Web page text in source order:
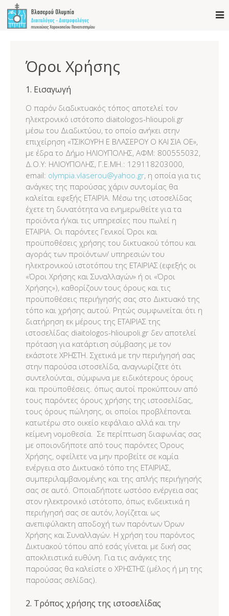
Όροι Χρήσης
1. Εισαγωγή
Ο παρόν διαδικτυακός τόπος αποτελεί τον
ηλεκτρονικό ιστότοπο diaitologos-hlioupoli.gr
μέσω του Διαδικτύου, το οποίο ανήκει στην
επιχείρηση «ΤΣΙΚΟΥΡΗ Ε ΒΛΑΣΕΡΟΥ Ο ΚΑΙ ΣΙΑ OΕ»,
με έδρα το Δήμο ΗΛΙΟΥΠΟΛΗΣ, ΑΦΜ: 800555032,
Δ.Ο.Υ: ΗΛΙΟΥΠΟΛΗΣ, Γ.Ε.ΜΗ.: 129118203000,
email: olympia.vlaserou@yahoo.gr, η οποία για τις
ανάγκες της παρούσας χάριν συντομίας θα
καλείται εφεξής ΕΤΑΙΡΙΑ. Μέσω της ιστοσελίδας
έχετε τη δυνατότητα να ενημερωθείτε για τα
προϊόντα ή/και τις υπηρεσίες που πωλεί η
ΕΤΑΙΡΙΑ. Οι παρόντες Γενικοί Όροι και
προϋποθέσεις χρήσης του δικτυακού τόπου και
αγοράς των προϊόντων/ υπηρεσιών του
ηλεκτρονικού ιστοτόπου της ΕΤΑΙΡΙΑΣ (εφεξής οι
«Όροι Χρήσης και Συναλλαγών» ή οι «Όροι
Χρήσης»), καθορίζουν τους όρους και τις
προϋποθέσεις περιήγησής σας στο Δικτυακό της
τόπο και χρήσης αυτού. Ρητώς συμφωνείται ότι η
διατήρηση εκ μέρους της ΕΤΑΙΡΙΑΣ της
ιστοσελίδας diaitologos-hlioupoli.gr δεν αποτελεί
πρόταση για κατάρτιση σύμβασης με τον
εκάστοτε ΧΡΗΣΤΗ. Σχετικά με την περιήγησή σας
στην παρούσα ιστοσελίδα, αναγνωρίζετε ότι
συντελούνται, σύμφωνα με ειδικότερους όρους
και προϋποθέσεις. όπως αυτοί προκύπτουν από
τους παρόντες όρους χρήσης της ιστοσελίδας,
τους όρους πώλησης, οι οποίοι προβλέπονται
κατωτέρω στο οικείο κεφάλαιο αλλά και την
κείμενη νομοθεσία. Σε περίπτωση διαφωνίας σας
με οποιονδήποτε από τους παρόντες Όρους
Χρήσης, οφείλετε να μην προβείτε σε καμία
ενέργεια στο Δικτυακό τόπο της ΕΤΑΙΡΙΑΣ,
συμπεριλαμβανομένης και της απλής περιήγησής
σας σε αυτό. Οποιαδήποτε ωστόσο ενέργεια σας
στον ηλεκτρονικό ιστότοπο, όπως ενδεικτικά η
περιήγησή σας σε αυτόν, λογίζεται ως
ανεπιφύλακτη αποδοχή των παρόντων Όρων
Χρήσης και Συναλλαγών. Η χρήση του παρόντος
Δικτυακού τόπου από εσάς γίνεται με δική σας
αποκλειστικά ευθύνη. Για τις ανάγκες της
παρούσας θα καλείστε ο ΧΡΗΣΤΗΣ (μέλος ή μη της
παρούσας σελίδας).
2. Τρόπος χρήσης της ιστοσελίδας